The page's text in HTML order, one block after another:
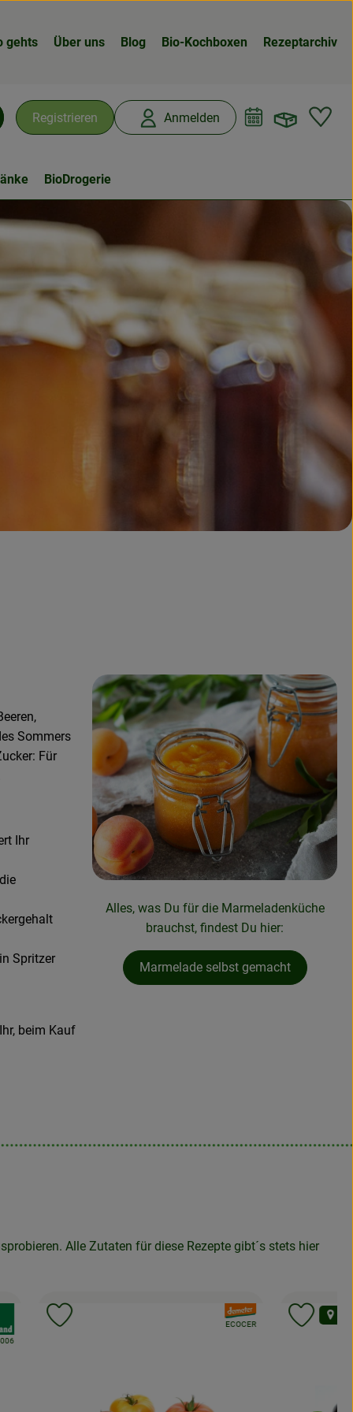
gehts Über uns Blog Bio-Kochboxen Rezeptarchiv
Registrieren Anmelden
BioDrogerie
Sommers
Für
Ihr
Spritzer
beim Kauf
Alles, was Du für die Marmeladenküche
brauchst, findest Du hier:
Marmelade selbst gemacht
Alle Zutaten für diese Rezepte gibt´s stets hier
006
, Verband:
, Kontrollstelle:
ECOCER
Produkt zu Favouriten hinzufügen